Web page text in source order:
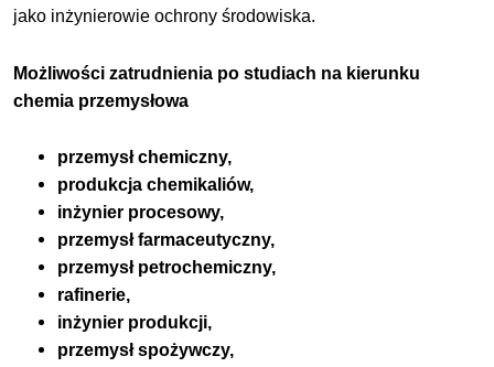
jako inżynierowie ochrony środowiska.
Możliwości zatrudnienia po studiach na kierunku
chemia przemysłowa
przemysł chemiczny,
produkcja chemikaliów,
inżynier procesowy,
przemysł farmaceutyczny,
przemysł petrochemiczny,
rafinerie,
inżynier produkcji,
przemysł spożywczy,